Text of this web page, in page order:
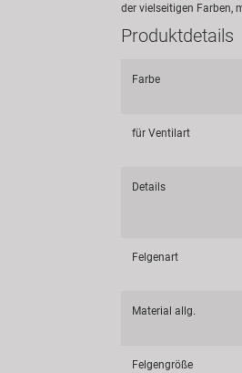
der vielseitigen Farben,
Produktdetails
Farbe
für Ventilart
Details
Felgenart
Material allg.
Felgengröße